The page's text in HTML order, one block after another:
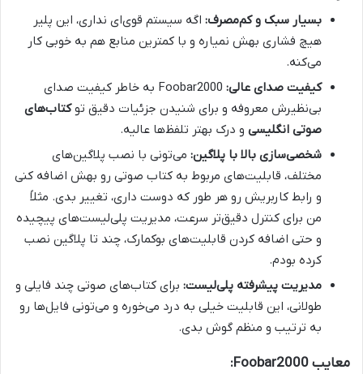
بسیار سبک و کم‌مصرف: اگه سیستم قوی‌ای نداری، این پلیر
هیچ فشاری بهش نمیاره و با کمترین منابع هم به خوبی کار
می‌کنه.
کیفیت صدای عالی:
Foobar2000 به خاطر کیفیت صدای
بی‌نظیرش معروفه و برای شنیدن جزئیات دقیق توکتاب‌های
صوتی انگلیسی و درک بهتر تلفظ‌ها عالیه.
شخصی‌سازی بالا با پلاگین: می‌تونی با نصب پلاگین‌های
مختلف، قابلیت‌های مربوط به کتاب صوتی رو بهش اضافه کنی
و رابط کاربریش رو هر طور که دوست داری، تغییر بدی. مثلاً
من برای کنترل دقیق‌تر سرعت، مدیریت پلی‌لیست‌های پیچیده
و حتی اضافه کردن قابلیت‌های بوکمارک، چند تا پلاگین نصب
کرده بودم.
مدیریت پیشرفته پلی‌لیست: برای کتاب‌های صوتی چند فایلی و
طولانی، این قابلیت خیلی به درد می‌خوره و می‌تونی فایل‌ها رو
به ترتیب و منظم گوش بدی.
معایب Foobar2000: